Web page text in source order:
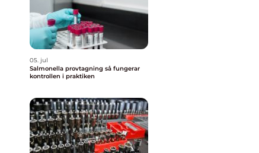
05. jul
Salmonella provtagning så fungerar
kontrollen i praktiken